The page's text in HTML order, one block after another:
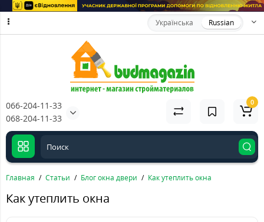
Українська Russian
066-204-11-33
068-204-11-33
0
Главная Статьи Блог окна двери Как утеплить окна
Как утеплить окна